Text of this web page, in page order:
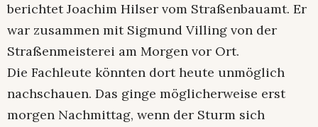
berichtet Joachim Hilser vom Straßenbauamt. Er
war zusammen mit Sigmund Villing von der
Straßenmeisterei am Morgen vor Ort.
Die Fachleute könnten dort heute unmöglich
nachschauen. Das ginge möglicherweise erst
morgen Nachmittag, wenn der Sturm sich